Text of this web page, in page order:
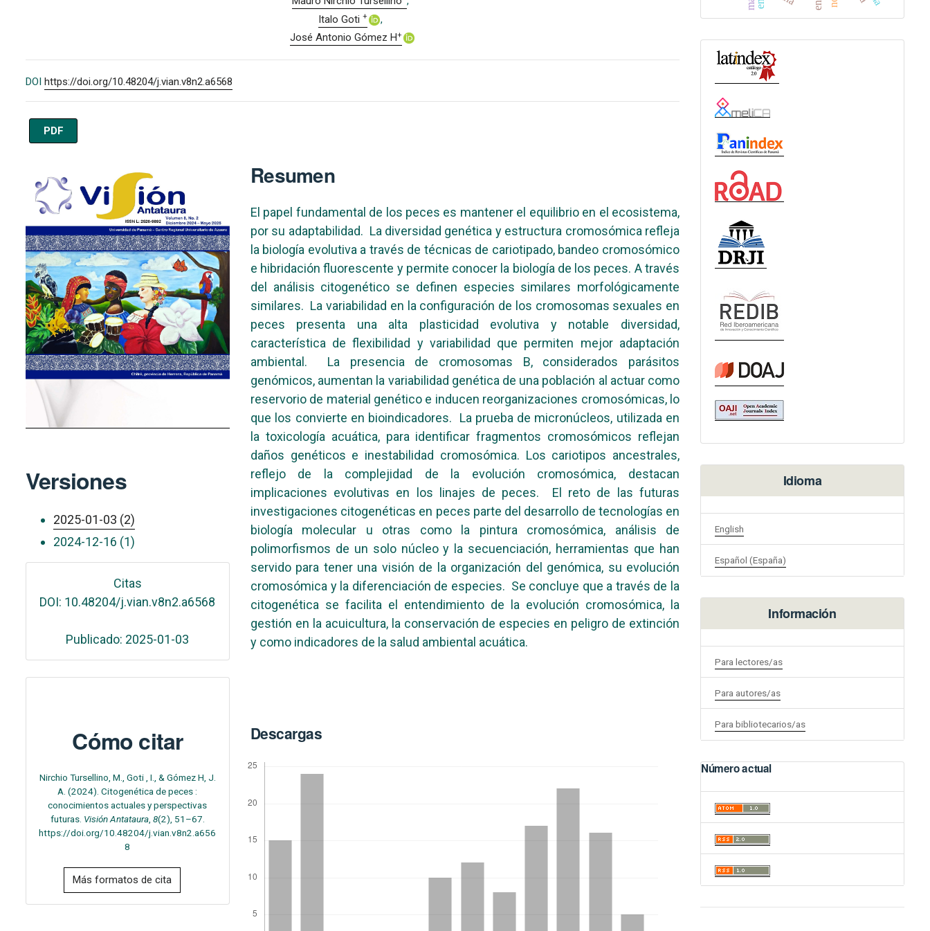
Italo Goti +
José Antonio Gómez H+
DOI https://doi.org/10.48204/j.vian.v8n2.a6568
PDF
Imagen de portada
Versiones
2025-01-03 (2)
2024-12-16 (1)
Citas
DOI: 10.48204/j.vian.v8n2.a6568
Publicado: 2025-01-03
Cómo citar
Nirchio Tursellino, M., Goti , I., & Gómez H, J.
A. (2024). Citogenética de peces :
conocimientos actuales y perspectivas
futuras. Visión Antataura, 8(2), 51–67.
https://doi.org/10.48204/j.vian.v8n2.a656
8
Más formatos de cita
Resumen
El papel fundamental de los peces es mantener el equilibrio en el ecosistema,
por su adaptabilidad. La diversidad genética y estructura cromosómica refleja
la biología evolutiva a través de técnicas de cariotipado, bandeo cromosómico
e hibridación fluorescente y permite conocer la biología de los peces. A través
del análisis citogenético se definen especies similares morfológicamente
similares. La variabilidad en la configuración de los cromosomas sexuales en
peces presenta una alta plasticidad evolutiva y notable diversidad,
característica de flexibilidad y variabilidad que permiten mejor adaptación
ambiental. La presencia de cromosomas B, considerados parásitos
genómicos, aumentan la variabilidad genética de una población al actuar como
reservorio de material genético e inducen reorganizaciones cromosómicas, lo
que los convierte en bioindicadores. La prueba de micronúcleos, utilizada en
la toxicología acuática, para identificar fragmentos cromosómicos reflejan
daños genéticos e inestabilidad cromosómica. Los cariotipos ancestrales,
reflejo de la complejidad de la evolución cromosómica, destacan
implicaciones evolutivas en los linajes de peces. El reto de las futuras
investigaciones citogenéticas en peces parte del desarrollo de tecnologías en
biología molecular u otras como la pintura cromosómica, análisis de
polimorfismos de un solo núcleo y la secuenciación, herramientas que han
servido para tener una visión de la organización del genómica, su evolución
cromosómica y la diferenciación de especies. Se concluye que a través de la
citogenética se facilita el entendimiento de la evolución cromosómica, la
gestión en la acuicultura, la conservación de especies en peligro de extinción
y como indicadores de la salud ambiental acuática.
Descargas
Idioma
English
Español (España)
Información
Para lectores/as
Para autores/as
Para bibliotecarios/as
Número actual